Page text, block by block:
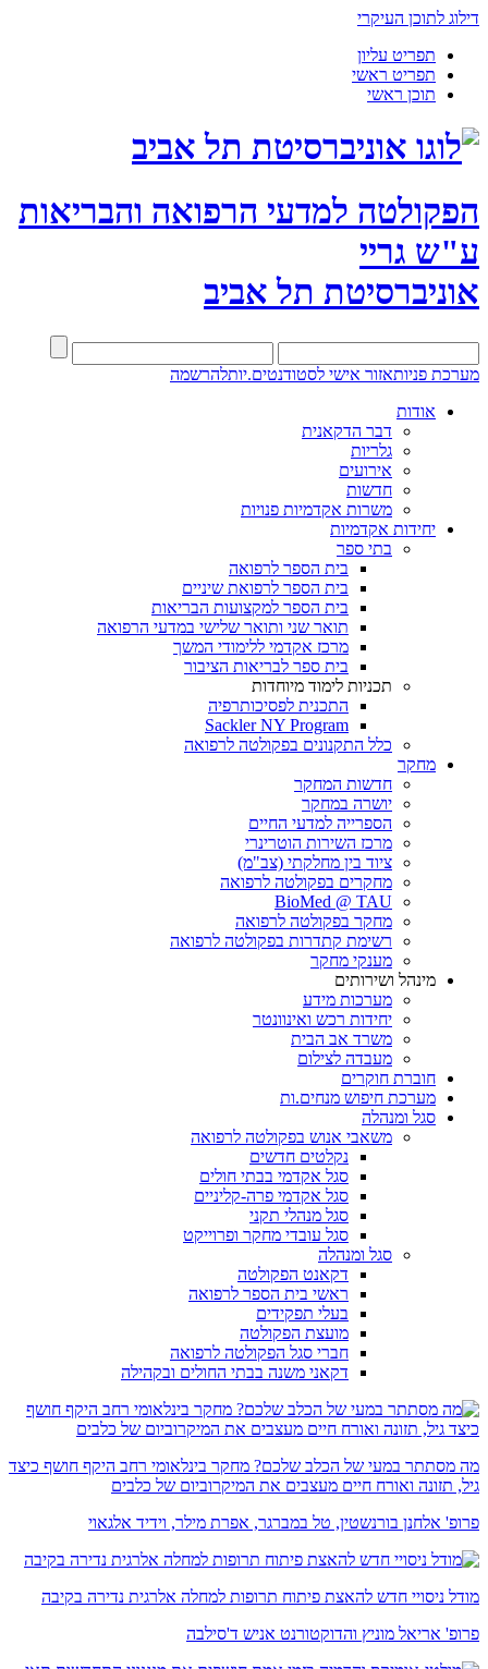
דילוג לתוכן העיקרי
תפריט עליון
תפריט ראשי
תוכן ראשי
הפקולטה למדעי הרפואה והבריאות
ע"ש גריי
אוניברסיטת תל אביב
מערכת פניותאזור אישי לסטודנטים.יותלהרשמה
אודות
דבר הדקאנית
גלריות
אירועים
חדשות
משרות אקדמיות פנויות
יחידות אקדמיות
בתי ספר
בית הספר לרפואה
בית הספר לרפואת שיניים
בית הספר למקצועות הבריאות
תואר שני ותואר שלישי במדעי הרפואה
מרכז אקדמי ללימודי המשך
בית ספר לבריאות הציבור
תכניות לימוד מיוחדות
התכנית לפסיכותרפיה
Sackler NY Program
כלל התקנונים בפקולטה לרפואה
מחקר
חדשות המחקר
יושרה במחקר
הספרייה למדעי החיים
מרכז השירות הוטרינרי
ציוד בין מחלקתי (צב"מ)
מחקרים בפקולטה לרפואה
BioMed @ TAU
מחקר בפקולטה לרפואה
רשימת קתדרות בפקולטה לרפואה
מענקי מחקר
מינהל ושירותים
מערכות מידע
יחידות רכש ואינוונטר
משרד אב הבית
מעבדה לצילום
חוברת חוקרים
מערכת חיפוש מנחים.ות
סגל ומנהלה
משאבי אנוש בפקולטה לרפואה
נקלטים חדשים
סגל אקדמי בבתי חולים
סגל אקדמי פרה-קליניים
סגל מנהלי תקני
סגל עובדי מחקר ופרוייקט
סגל ומנהלה
דקאנט הפקולטה
ראשי בית הספר לרפואה
בעלי תפקידים
מועצת הפקולטה
חברי סגל הפקולטה לרפואה
דקאני משנה בבתי החולים ובקהילה
מה מסתתר במעי של הכלב שלכם? מחקר בינלאומי רחב היקף חושף כיצד
גיל, תזונה ואורח חיים מעצבים את המיקרוביום של כלבים
פרופ' אלחנן בורנשטין, טל במברגר, אפרת מילר, וידיד אלגאוי
מודל ניסויי חדש להאצת פיתוח תרופות למחלה אלרגית נדירה בקיבה
פרופ' אריאל מוניץ והדוקטורנט אניש ד'סילבה